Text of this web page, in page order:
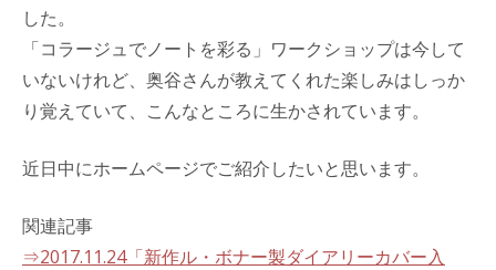
した。
「コラージュでノートを彩る」ワークショップは今して
いないけれど、奥谷さんが教えてくれた楽しみはしっか
り覚えていて、こんなところに生かされています。
近日中にホームページでご紹介したいと思います。
関連記事
⇒2017.11.24「新作ル・ボナー製ダイアリーカバー入